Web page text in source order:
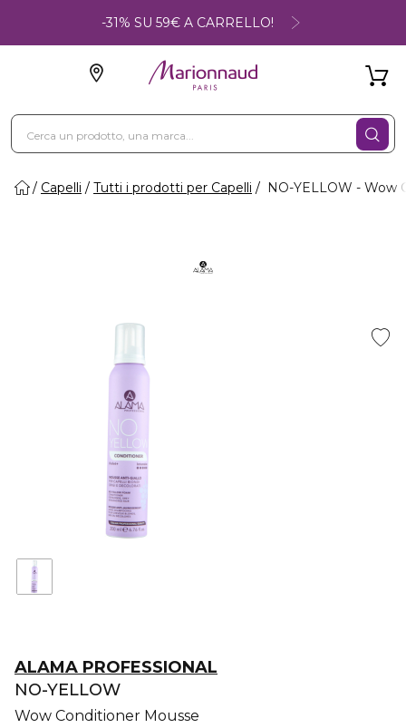
-31% SU 59€ A CARRELLO!
Capelli Tutti i prodotti per Capelli NO-YELLOW - Wow
ALAMA PROFESSIONAL
NO-YELLOW
Wow Conditioner Mousse